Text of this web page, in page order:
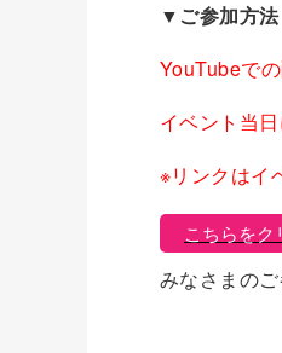
▼ご参加方法
YouTubeで
イベント当
※リンクはイ
こちらをク
みなさまの